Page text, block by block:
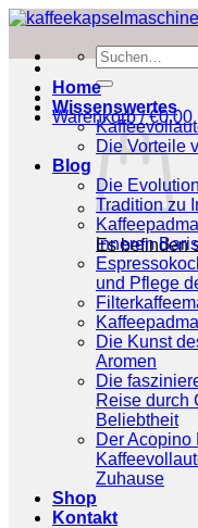
Zum
springen
Suchen
nach:
Warenkorb /€0.00
Es befinden
Home
Wissenswertes
Die Vorteile
Blog
Die
Tradition zu
inneren
und Pflege
Die Kunst
Aromen
Die
Reise durch
Beliebtheit
Der Acopino
Zuhause
Shop
Kontakt